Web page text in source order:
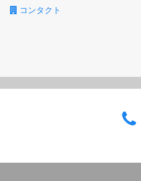
コンタクト